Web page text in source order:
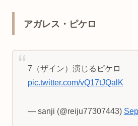
アガレス・ピケロ
7（ザイン）演じるピケロ
pic.twitter.com/vQ17tJQalK
— sanji (@reiju77307443)